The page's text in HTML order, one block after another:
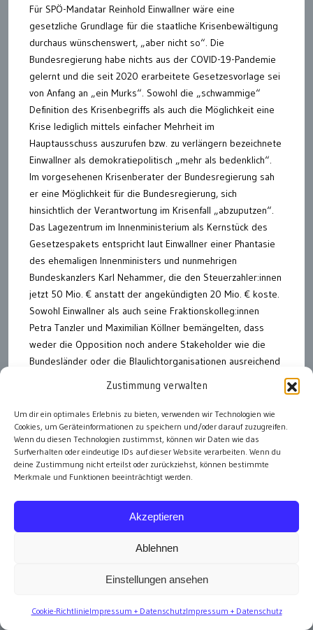
Zustimmung verwalten
Um dir ein optimales Erlebnis zu bieten, verwenden wir Technologien wie
Cookies, um Geräteinformationen zu speichern und/oder darauf zuzugreifen.
Wenn du diesen Technologien zustimmst, können wir Daten wie das
Surfverhalten oder eindeutige IDs auf dieser Website verarbeiten. Wenn du
deine Zustimmung nicht erteilst oder zurückziehst, können bestimmte
Merkmale und Funktionen beeinträchtigt werden.
Akzeptieren
Ablehnen
Einstellungen ansehen
Cookie-RichtlinieImpressum + DatenschutzImpressum + Datenschutz
Für SPÖ-Mandatar Reinhold Einwallner wäre eine
gesetzliche Grundlage für die staatliche Krisenbewältigung
durchaus wünschenswert, „aber nicht so“. Die
Bundesregierung habe nichts aus der COVID-19-Pandemie
gelernt und die seit 2020 erarbeitete Gesetzesvorlage sei
von Anfang an „ein Murks“. Sowohl die „schwammige“
Definition des Krisenbegriffs als auch die Möglichkeit eine
Krise lediglich mittels einfacher Mehrheit im
Hauptausschuss auszurufen bzw. zu verlängern bezeichnete
Einwallner als demokratiepolitisch „mehr als bedenklich“.
Im vorgesehenen Krisenberater der Bundesregierung sah
er eine Möglichkeit für die Bundesregierung, sich
hinsichtlich der Verantwortung im Krisenfall „abzuputzen“.
Das Lagezentrum im Innenministerium als Kernstück des
Gesetzespakets entspricht laut Einwallner einer Phantasie
des ehemaligen Innenministers und nunmehrigen
Bundeskanzlers Karl Nehammer, die den Steuerzahler:innen
jetzt 50 Mio. € anstatt der angekündigten 20 Mio. € koste.
Sowohl Einwallner als auch seine Fraktionskolleg:innen
Petra Tanzler und Maximilian Köllner bemängelten, dass
weder die Opposition noch andere Stakeholder wie die
Bundesländer oder die Blaulichtorganisationen ausreichend
Das B-KSG sei nicht nur „ein Murks“, sondern auch ein
„besonderes Schurkenstück“ der Bundesregierung,
ergänzte FPÖ-Abgeordneter Hannes Amesbauer seine
sozialdemokratischen Kolleg:innen. Auch er bemängelte die
letzten Jahre, von Naturereignissen über die
Das Parlament werde abgesehen von dem
„parlamentarischen Feigenblatt“ des Hauptausschusses,
komplett außer Acht gelassen, so Amesbauer. Man wisse
aus der Geschichte, dass Staaten dazu neigten, übergriffig